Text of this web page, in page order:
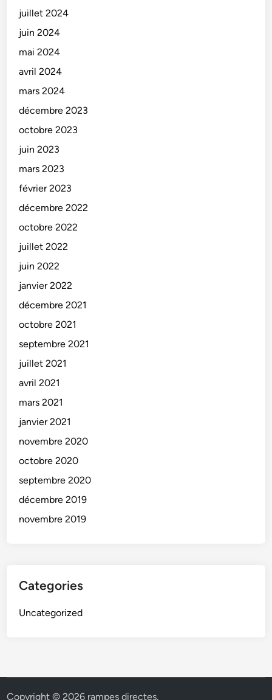
juillet 2024
juin 2024
mai 2024
avril 2024
mars 2024
décembre 2023
octobre 2023
juin 2023
mars 2023
février 2023
décembre 2022
octobre 2022
juillet 2022
juin 2022
janvier 2022
décembre 2021
octobre 2021
septembre 2021
juillet 2021
avril 2021
mars 2021
janvier 2021
novembre 2020
octobre 2020
septembre 2020
décembre 2019
novembre 2019
Categories
Uncategorized
Copyright © 2026 rampes directes.